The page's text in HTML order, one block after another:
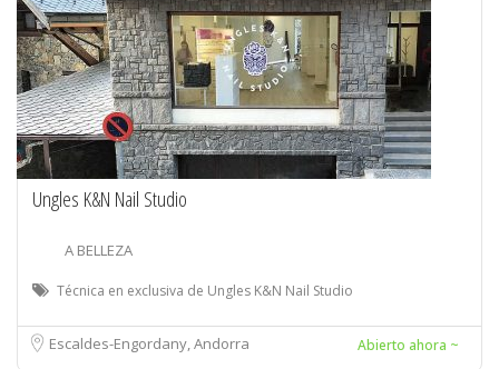
Ungles K&N Nail Studio
A BELLEZA
Técnica en exclusiva de Ungles K&N Nail Studio
Escaldes-Engordany, Andorra Abierto ahora ~